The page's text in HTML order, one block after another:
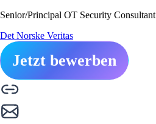
Senior/Principal OT Security Consultant
Det Norske Veritas
Jetzt bewerben